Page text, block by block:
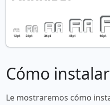
Cómo
Le mostraremos cómo